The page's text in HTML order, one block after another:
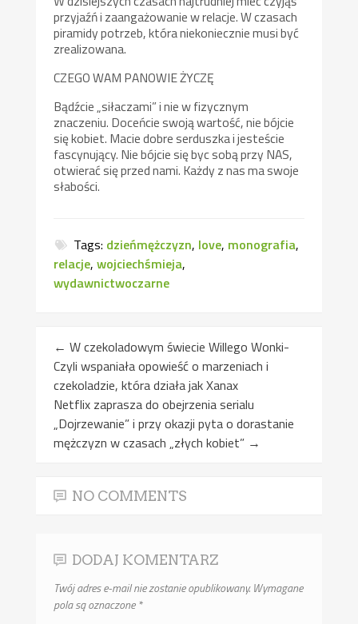
przyjaźń i zaangażowanie w relacje. W czasach
piramidy potrzeb, która niekoniecznie musi być
zrealizowana.
CZEGO WAM PANOWIE ŻYCZĘ
Bądźcie „siłaczami” i nie w fizycznym
znaczeniu. Doceńcie swoją wartość, nie bójcie
się kobiet. Macie dobre serduszka i jesteście
fascynujący. Nie bójcie się byc sobą przy NAS,
otwierać się przed nami. Każdy z nas ma swoje
słabości.
Tags: dzieńmężczyzn, love, monografia,
relacje,wojciechśmieja,
wydawnictwoczarne
← W czekoladowym świecie Willego Wonki-
Czyli wspaniała opowieść o marzeniach i
czekoladzie, która działa jak Xanax
Netflix zaprasza do obejrzenia serialu
„Dojrzewanie” i przy okazji pyta o dorastanie
mężczyzn w czasach „złych kobiet” →
NO COMMENTS
DODAJ KOMENTARZ
Twój adres e-mail nie zostanie opublikowany. Wymagane
pola są oznaczone*